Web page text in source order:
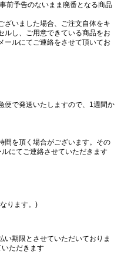
前予告のないまま廃番となる商品
ざいました場合、ご注文自体をキ
ルし、ご用意できている商品をお
ールにてご連絡をさせて頂いてお
便で発送いたしますので、1週間か
間を頂く場合がございます。その
にてご連絡させていただきます
ります。)
い期限とさせていただいておりま
ただきます